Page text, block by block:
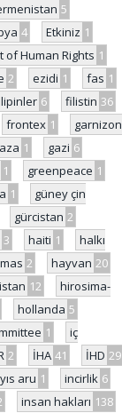
5
4 Etkiniz 1
of Human Rights 1
2 ezidi 1 fas 1
6 filistin 36
frontex 1
garnizon
1 gazi 6
1 greenpeace 1
1
güney çin
gürcistan 2
3 haiti 1
halkı
2 hayvan 20
12
hirosima-
hollanda 5
1
iç
2 İHA 41 İHD 29
aru 1 incirlik 6
insan hakları 138